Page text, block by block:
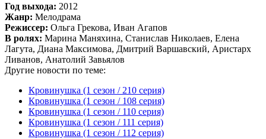
Год выхода: 2012
Жанр: Мелодрама
Режиссер: Ольга Грекова, Иван Агапов
В ролях: Марина Маняхина, Станислав Николаев, Елена
Лагута, Диана Максимова, Дмитрий Варшавский, Аристарх
Ливанов, Анатолий Завьялов
Другие новости по теме:
Кровинушка (1 сезон / 210 серия)
Кровинушка (1 сезон / 108 серия)
Кровинушка (1 сезон / 110 серия)
Кровинушка (1 сезон / 111 серия)
Кровинушка (1 сезон / 112 серия)